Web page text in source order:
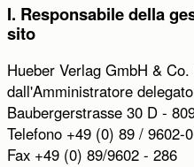
I. Responsabile della
sito
Hueber Verlag GmbH &
dall'Amministratore
Baubergerstrasse 30 D -
Telefono +49 (0) 89 / 9602-0
Fax +49 (0) 89/9602 - 286
Invia Abbrechen